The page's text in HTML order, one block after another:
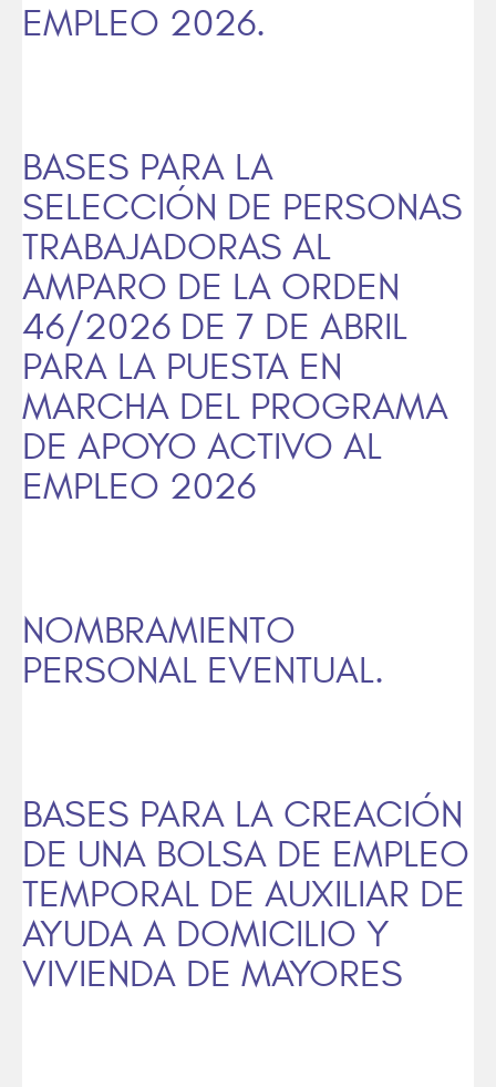
EMPLEO 2026.
BASES PARA LA
SELECCIÓN DE PERSONAS
TRABAJADORAS AL
AMPARO DE LA ORDEN
46/2026 DE 7 DE ABRIL
PARA LA PUESTA EN
MARCHA DEL PROGRAMA
DE APOYO ACTIVO AL
EMPLEO 2026
NOMBRAMIENTO
PERSONAL EVENTUAL.
BASES PARA LA CREACIÓN
DE UNA BOLSA DE EMPLEO
TEMPORAL DE AUXILIAR DE
AYUDA A DOMICILIO Y
VIVIENDA DE MAYORES